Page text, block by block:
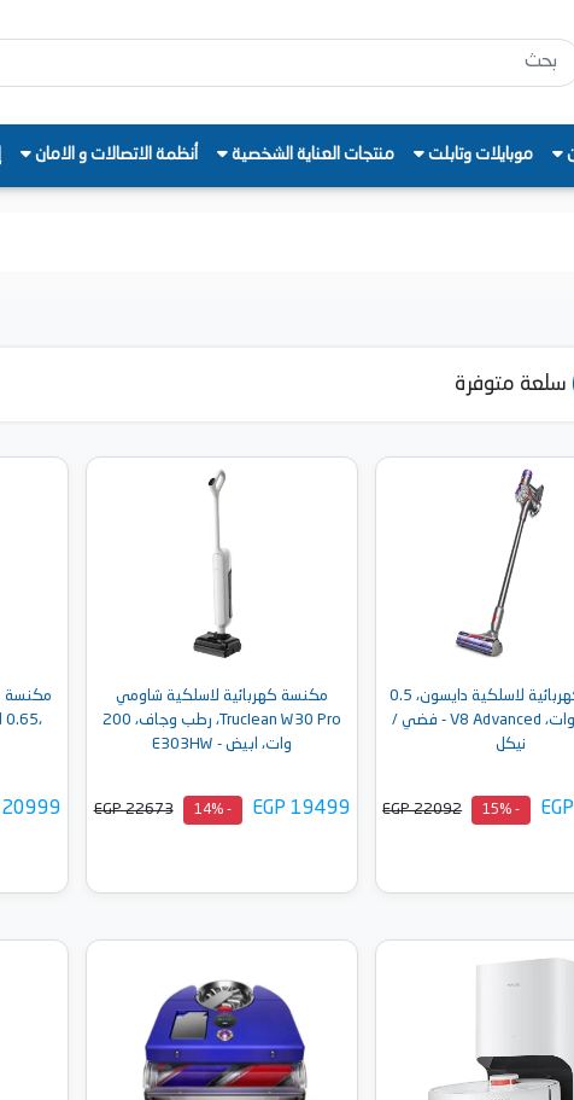
موبايلات وتابلت منتجات العناية الشخصية أنظمة الاتصالات و الامان
سلعة متوفرة
مكنسة كهربائية لاسلكية دايسون، 0.5
لتر، 425 وات، V8 Advanced - فضي /
نيكل
- 15%
EGP 22092
أضف إلى السلة
مكنسة كهربائية لاسلكية شاومي
Truclean W30 Pro، رطب وجاف، 200
وات، ابيض - E303HW
EGP 19499
- 14%
EGP 22673
أضف إلى السلة
مكنسة
،0.65 لتر، 18 فولت - BHFEV182C
20999